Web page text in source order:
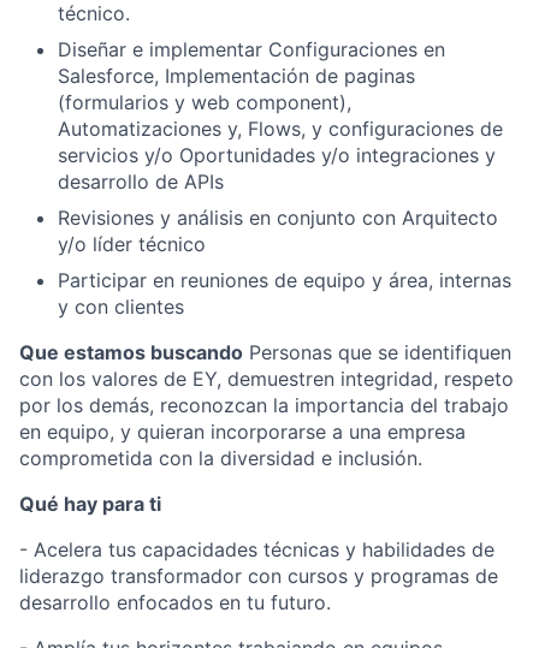
técnico.
Diseñar e implementar Configuraciones en
Salesforce, Implementación de paginas
(formularios y web component),
Automatizaciones y, Flows, y configuraciones de
servicios y/o Oportunidades y/o integraciones y
desarrollo de APIs
Revisiones y análisis en conjunto con Arquitecto
y/o líder técnico
Participar en reuniones de equipo y área, internas
y con clientes
Que estamos buscando Personas que se identifiquen
con los valores de EY, demuestren integridad, respeto
por los demás, reconozcan la importancia del trabajo
en equipo, y quieran incorporarse a una empresa
comprometida con la diversidad e inclusión.
Qué hay para ti
- Acelera tus capacidades técnicas y habilidades de
liderazgo transformador con cursos y programas de
desarrollo enfocados en tu futuro.